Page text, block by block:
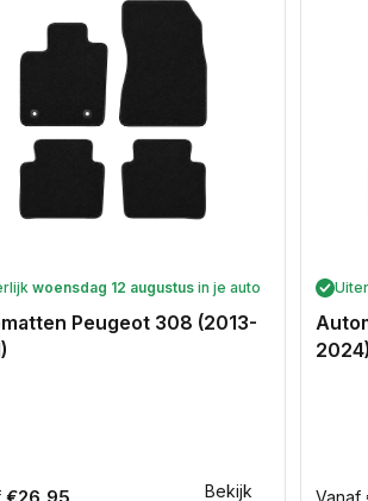
Bekijk
woensdag 12 augustus in je auto
Peugeot 308 (2013-
2024)
Vanaf